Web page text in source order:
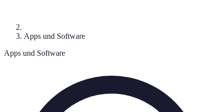
Apps und Software
Apps und Software